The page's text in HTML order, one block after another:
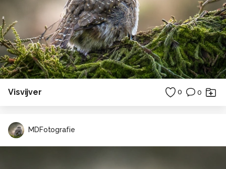
Visvijver 0 0
MDFotografie